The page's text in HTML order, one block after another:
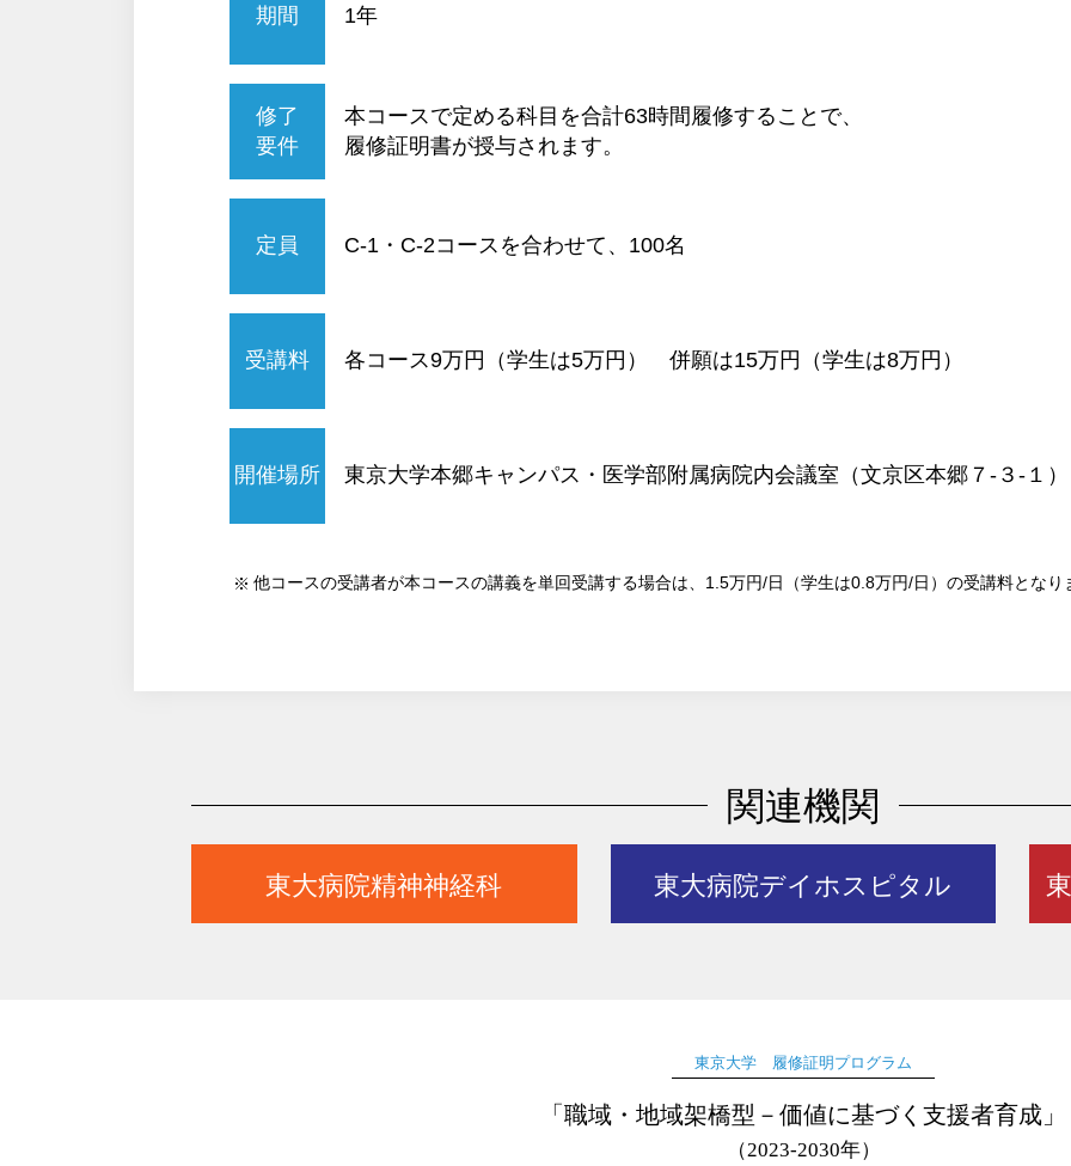
期間 1年
修了
要件
本コースで定める科目を合計63時間履修することで、
履修証明書が授与されます。
定員 C-1・C-2コースを合わせて、100名
受講料 各コース9万円（学生は5万円） 併願は15万円（学生は8万円）
開催場所 東京大学本郷キャンパス・医学部附属病院内会議室（文京区本郷７-３-１）
他コースの受講者が本コースの講義を単回受講する場合は、1.5万円/日（学生は0.8万円/日）の受講料となり
関連機関
東大病院精神神経科 東大病院デイホスピタル
東京大学 履修証明プログラム
「職域・地域架橋型－ 価値に基づく支援者育成」
（2023-2030年）